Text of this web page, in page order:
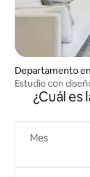
Departamento
Estudio con
al aire libre, patio
¿Cuál es
Mes